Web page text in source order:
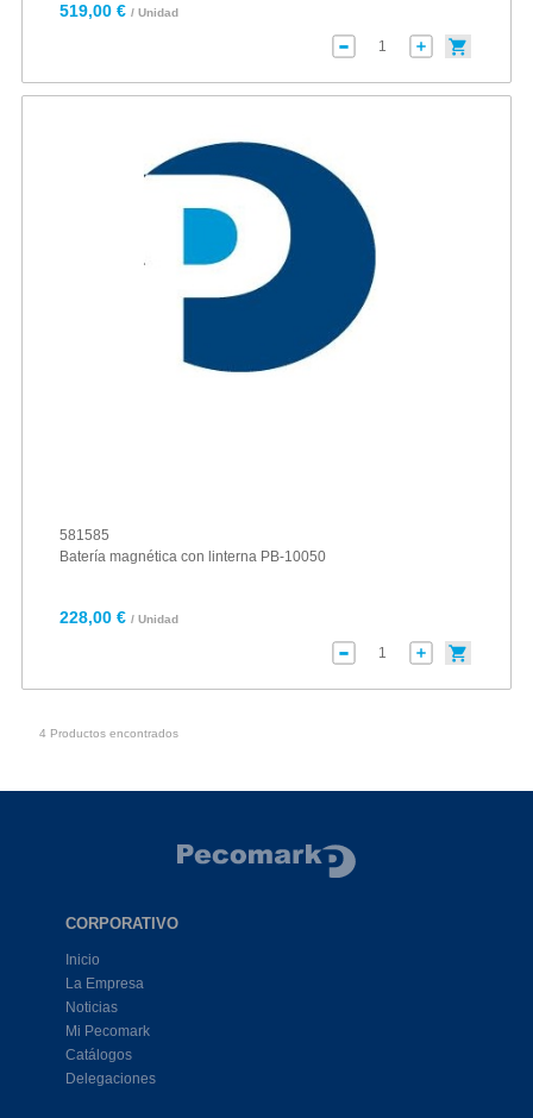
519,00 € / Unidad
581585
Batería magnética con linterna PB-10050
228,00 € / Unidad
4 Productos encontrados
CORPORATIVO
Inicio
La Empresa
Noticias
Mi Pecomark
Catálogos
Delegaciones